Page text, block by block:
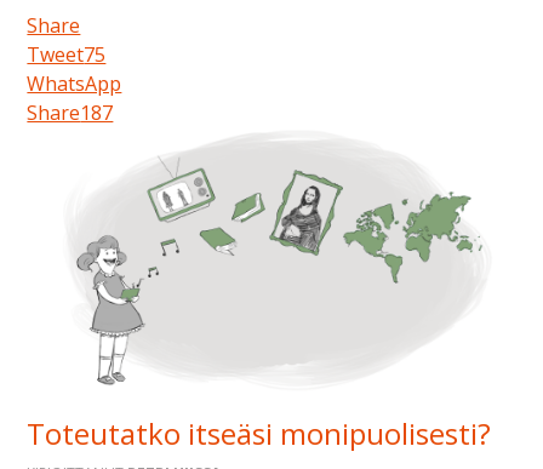
Share
Tweet75
WhatsApp
Share187
Toteutatko itseäsi monipuolisesti?